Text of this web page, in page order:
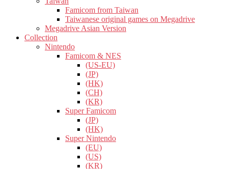
Famicom from Taiwan
Taiwanese original games on Megadrive
Megadrive Asian Version
Collection
Nintendo
Famicom & NES
(US-EU)
(JP)
(HK)
(CH)
(KR)
Super Famicom
(JP)
(HK)
Super Nintendo
(EU)
(US)
(KR)